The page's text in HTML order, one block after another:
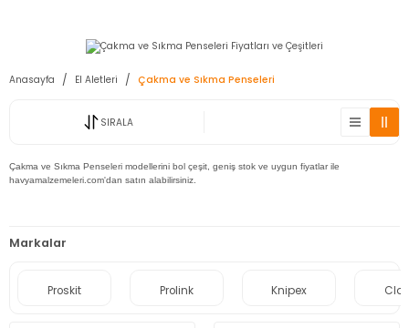
Anasayfa El Aletleri Çakma ve Sıkma Penseleri
SIRALA
Çakma ve Sıkma Penseleri modellerini bol çeşit, geniş stok ve uygun fiyatlar ile
havyamalzemeleri.com'dan satın alabilirsiniz.
Markalar
Proskit Prolink Knipex